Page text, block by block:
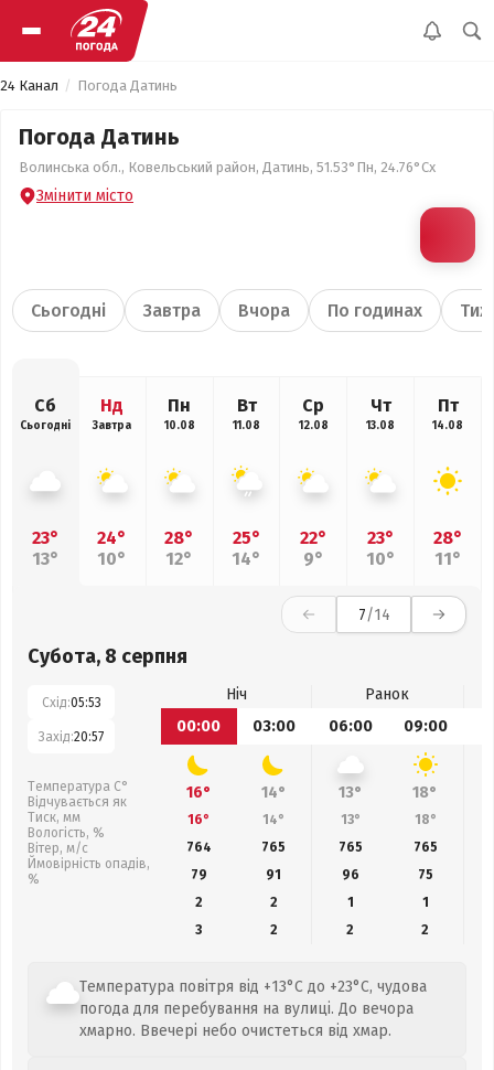
24 Канал Погода Датинь
Погода Датинь
Волинська обл., Ковельський район, Датинь, 51.53°Пн, 24.76°Сх
Змінити місто
Сьогодні Завтра Вчора По годинах
Сб
Сьогодні
23°
13°
Нд
Завтра
24°
10°
Пн
10.08
28°
12°
Вт
11.08
25°
14°
Ср
12.08
22°
9°
Чт
13.08
23°
10°
Пт
14.08
28°
11°
7/14
Субота, 8 серпня
Схід:05:53
Захід:20:57
Температура С°
Відчувається як
Тиск, мм
Вологість, %
Вітер, м/с
Ймовірність опадів,
%
Ніч
Ранок
00:00
03:00 06:00 09:00
16° 14° 13° 18°
16° 14° 13° 18°
764
765 765 765
79
91 96
75
2
2 1
1
3
2 2 2
Температура повітря від +13°C до +23°C, чудова
погода для перебування на вулиці. До вечора
хмарно. Ввечері небо очистеться від хмар.